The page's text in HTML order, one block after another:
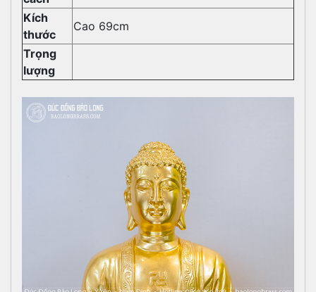
Kích
thước
Cao 69cm
Trọng
lượng